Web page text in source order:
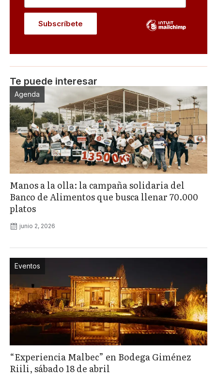
Te puede interesar
Agenda
Manos a la olla: la campaña solidaria del
Banco de Alimentos que busca llenar 70.000
platos
junio 2, 2026
Eventos
“Experiencia Malbec” en Bodega Giménez
Riili, sábado 18 de abril